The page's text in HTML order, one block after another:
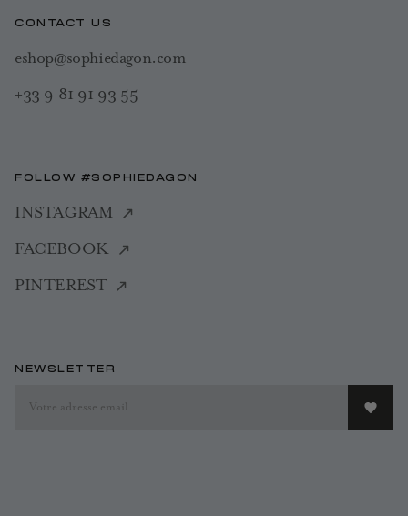
CONTACT US
eshop@sophiedagon.com
+33 9 81 91 93 55
FOLLOW #SOPHIEDAGON
INSTAGRAM
FACEBOOK
PINTEREST
NEWSLETTER